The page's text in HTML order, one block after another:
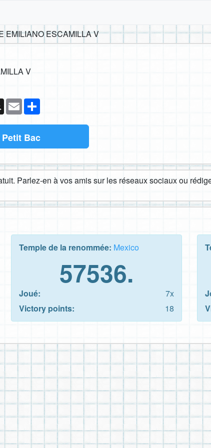
EMILIANO ESCAMILLA V
V
Snapchat
Email
Petit Bac
Parlez-en à vos amis sur les réseaux sociaux ou
Temple de la renommée: Mexico
57536.
Joué:
7x
Victory points:
18